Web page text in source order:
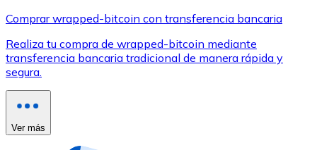
Utiliza tarjetas Visa y Mastercard para comprar
Comprar con tarjeta
Tienda - Tarjetas regalo
Nuevo
Ir a la tienda de tarjetas regalo
Comprar wrapped-bitcoin con transferencia bancaria
Realiza tu compra de wrapped-bitcoin mediante
transferencia bancaria tradicional de manera rápida y
segura.
Ver más